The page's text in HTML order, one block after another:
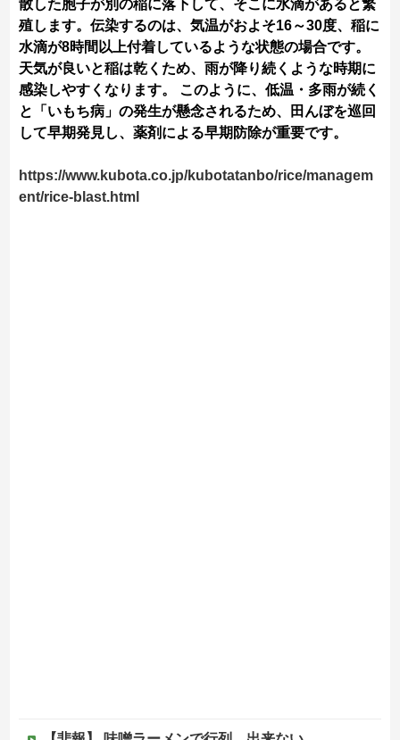
散した胞子が別の稲に落下して、そこに水滴があると繁
殖します。伝染するのは、気温がおよそ16～30度、稲に
水滴が8時間以上付着しているような状態の場合です。
天気が良いと稲は乾くため、雨が降り続くような時期に
感染しやすくなります。 このように、低温・多雨が続く
と「いもち病」の発生が懸念されるため、田んぼを巡回
して早期発見し、薬剤による早期防除が重要です。
https://www.kubota.co.jp/kubotatanbo/rice/managem
ent/rice-blast.html